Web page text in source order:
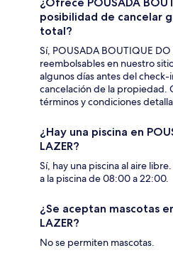
posibilidad de cancelar
total?
Sí, POUSADA BOUTIQUE
reembolsables en nuestro
algunos días antes del
cancelación de la propiedad.
términos y condiciones
¿Hay una piscina en
LAZER?
Sí, hay una piscina al aire
a la piscina de 08:00 a 22:00.
¿Se aceptan mascotas
LAZER?
No se permiten mascotas.